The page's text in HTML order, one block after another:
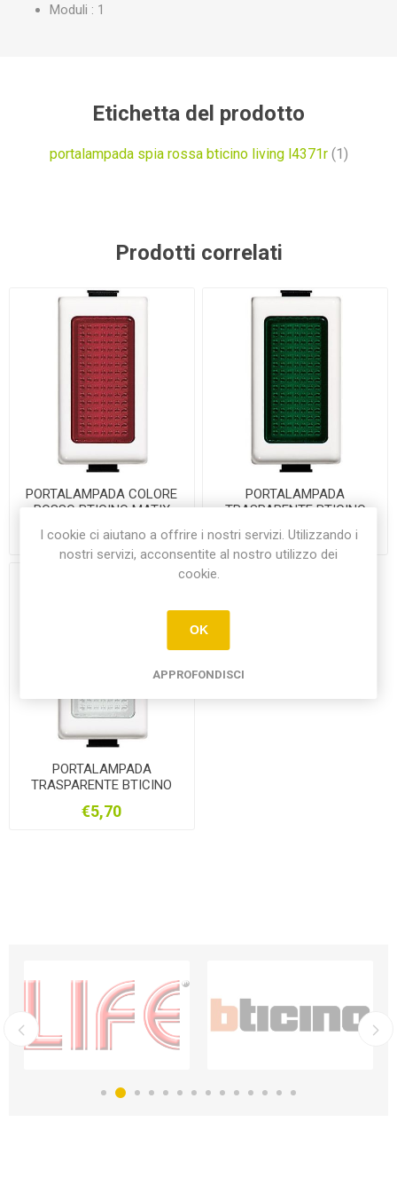
Moduli : 1
Etichetta del prodotto
portalampada spia rossa bticino living l4371r (1)
Prodotti correlati
PORTALAMPADA COLORE
ROSSO BTICINO MATIX
AM5060R
€5,70
PORTALAMPADA
TRASPARENTE BTICINO
MATIX AM5060B
€5,70
PORTALAMPADA
TRASPARENTE BTICINO
€5,70
I cookie ci aiutano a offrire i nostri servizi. Utilizzando i
nostri servizi, acconsentite al nostro utilizzo dei
cookie.
OK
APPROFONDISCI